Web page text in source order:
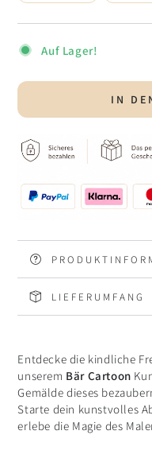
Auf Lager!
IN
LIEFERUMFANG
Entdecke die kindliche
unserem Bär Cartoon
Gemälde dieses
Starte dein kunstvolles
erlebe die Magie des